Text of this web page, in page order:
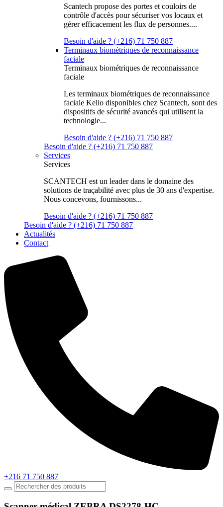
Scantech propose des portes et couloirs de
contrôle d'accès pour sécuriser vos locaux et
gérer efficacement les flux de personnes....
Besoin d'aide ? (+216) 71 750 887
Terminaux biométriques de reconnaissance
faciale
Terminaux biométriques de reconnaissance
faciale
Les terminaux biométriques de reconnaissance
faciale Kelio disponibles chez Scantech, sont des
dispositifs de sécurité avancés qui utilisent la
technologie...
Besoin d'aide ? (+216) 71 750 887
Besoin d'aide ? (+216) 71 750 887
Services
Services
SCANTECH est un leader dans le domaine des
solutions de traçabilité avec plus de 30 ans d'expertise.
Nous concevons, fournissons...
Besoin d'aide ? (+216) 71 750 887
Besoin d'aide ? (+216) 71 750 887
Actualités
Contact
+216 71 750 887